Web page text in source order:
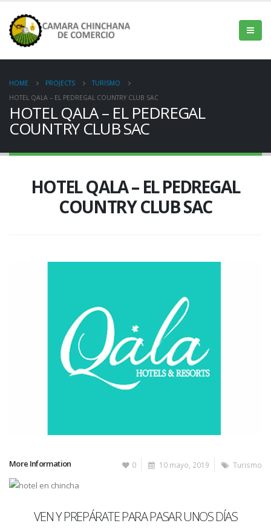
HOME PROJECTS
TURISMO
HOTEL QALA – EL PEDREGAL COUNTRY CLUB SAC
HOTEL QALA – EL PEDREGAL
COUNTRY CLUB SAC
HOTEL QALA – EL PEDREGAL
COUNTRY CLUB SAC
0 10 mayo, 2019 Turismo
More Information
VEN Y PREPÁRATE PARA PASAR UNOS DÍAS